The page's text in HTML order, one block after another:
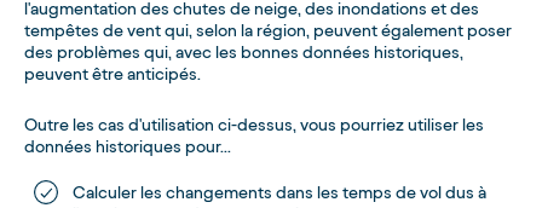
l'augmentation des chutes de neige, des inondations et des
tempêtes de vent qui, selon la région, peuvent également poser
des problèmes qui, avec les bonnes données historiques,
peuvent être anticipés.
Outre les cas d'utilisation ci-dessus, vous pourriez utiliser les
données historiques pour...
Calculer les changements dans les temps de vol dus à